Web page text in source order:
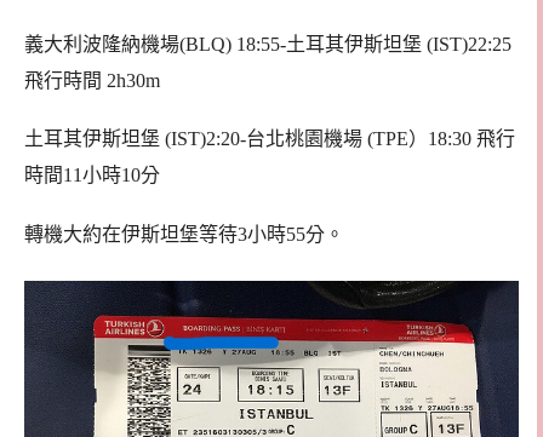
義大利波隆納機場(BLQ) 18:55-土耳其伊斯坦堡 (IST)22:25
飛行時間 2h30m
土耳其伊斯坦堡 (IST)2:20-台北桃園機場 (TPE）18:30 飛行
時間11小時10分
轉機大約在伊斯坦堡等待3小時55分。